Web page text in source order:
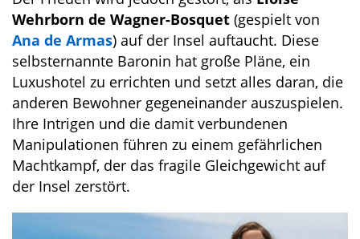
Wehrborn de Wagner-Bosquet (gespielt von
Ana de Armas) auf der Insel auftaucht. Diese
selbsternannte Baronin hat große Pläne, ein
Luxushotel zu errichten und setzt alles daran, die
anderen Bewohner gegeneinander auszuspielen.
Ihre Intrigen und die damit verbundenen
Manipulationen führen zu einem gefährlichen
Machtkampf, der das fragile Gleichgewicht auf
der Insel zerstört.